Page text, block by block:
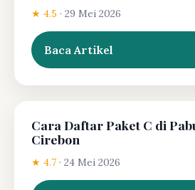
★ 4.5 · 29 Mei 2026
Baca Artikel
Cara Daftar Paket C di
Cirebon
★ 4.7 · 24 Mei 2026